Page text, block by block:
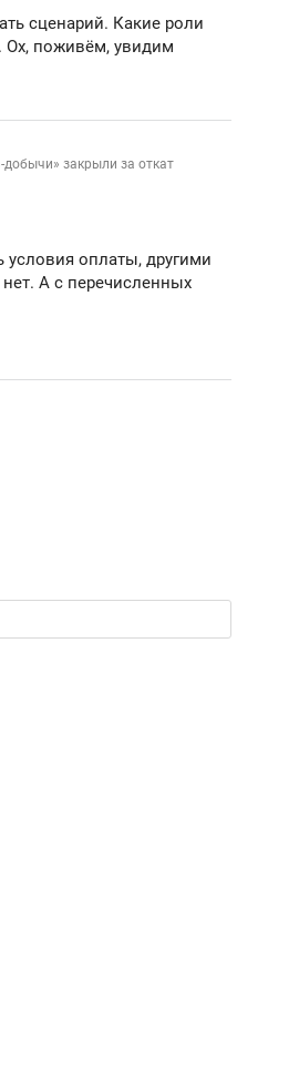
сценарий. Какие роли
Ох, поживём, увидим
закрыли за откат
условия оплаты, другими
А с перечисленных
состоянием как основа
антихрупких команд